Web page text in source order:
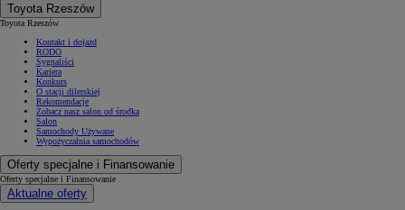
Toyota Rzeszów
Toyota Rzeszów
Kontakt i dojazd
RODO
Sygnaliści
Kariera
Konkurs
O stacji dilerskiej
Rekomendacje
Zobacz nasz salon od środka
Salon
Samochody Używane
Wypożyczalnia samochodów
Oferty specjalne i Finansowanie
Oferty specjalne i Finansowanie
Aktualne oferty